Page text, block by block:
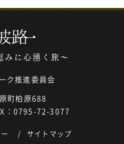
みに心湧く旅～
ク推進委員会
町柏原688
：0795-72-3077
サイトマップ